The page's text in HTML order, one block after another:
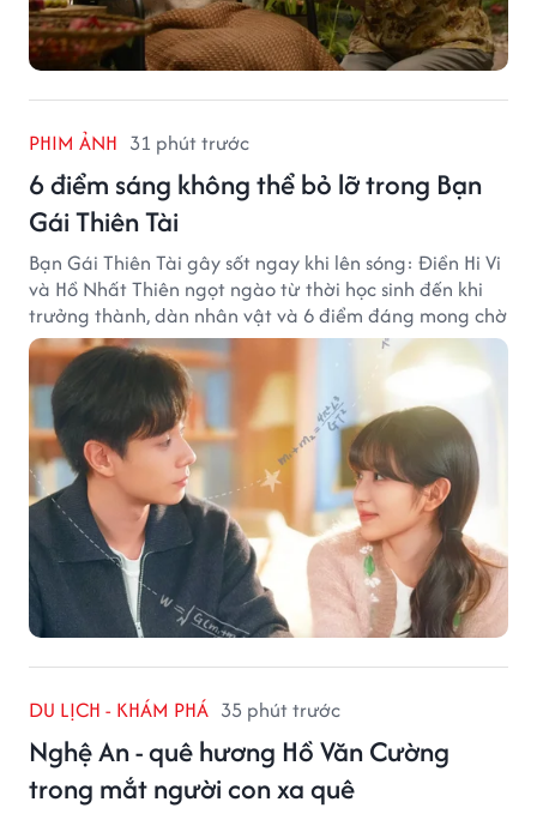
PHIM ẢNH 31 phút trước
6 điểm sáng không thể bỏ lỡ trong Bạn
Gái Thiên Tài
Bạn Gái Thiên Tài gây sốt ngay khi lên sóng: Điền Hi Vi
và Hồ Nhất Thiên ngọt ngào từ thời học sinh đến khi
trưởng thành, dàn nhân vật và 6 điểm đáng mong chờ
DU LỊCH - KHÁM PHÁ 35 phút trước
Nghệ An - quê hương Hồ Văn Cường
trong mắt người con xa quê